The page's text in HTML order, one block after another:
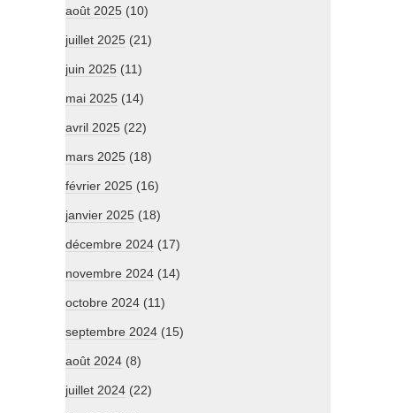
août 2025 (10)
juillet 2025 (21)
juin 2025 (11)
mai 2025 (14)
avril 2025 (22)
mars 2025 (18)
février 2025 (16)
janvier 2025 (18)
décembre 2024 (17)
novembre 2024 (14)
octobre 2024 (11)
septembre 2024 (15)
août 2024 (8)
juillet 2024 (22)